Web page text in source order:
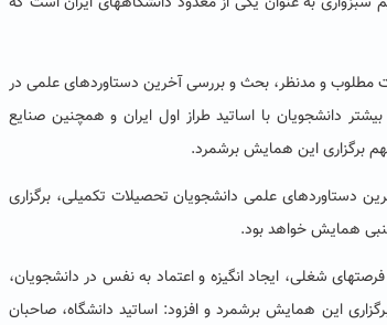
مطلوب و مدنظر، بحث و بررسی آخرین دستاوردهای علمی در
دانشجویان با اساتید طراز اول ایران و همچنین صنایع
برگزاری این همایش برشمرد.
دستاوردهای علمی دانشجویان تحصیلات تکمیلی، برگزاری
همایش خواهد بود.
شغلی، ایجاد انگیزه و اعتماد به نفس در دانشجویان،
این همایش برشمرد و افزود: اساتید دانشگاه، صاحبان